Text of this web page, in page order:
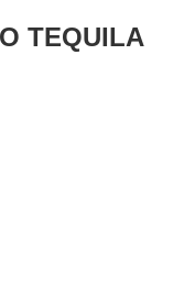
TEQUILA